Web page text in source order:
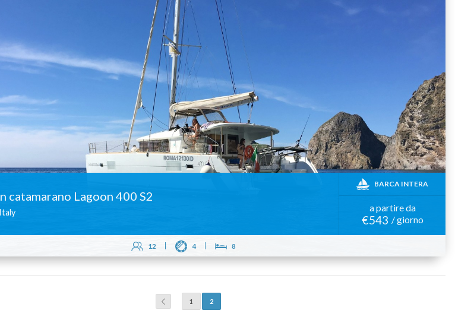
catamarano Lagoon 400 S2
BARCA INTERA
a partire da
€543 / giorno
12 4 8
1 2